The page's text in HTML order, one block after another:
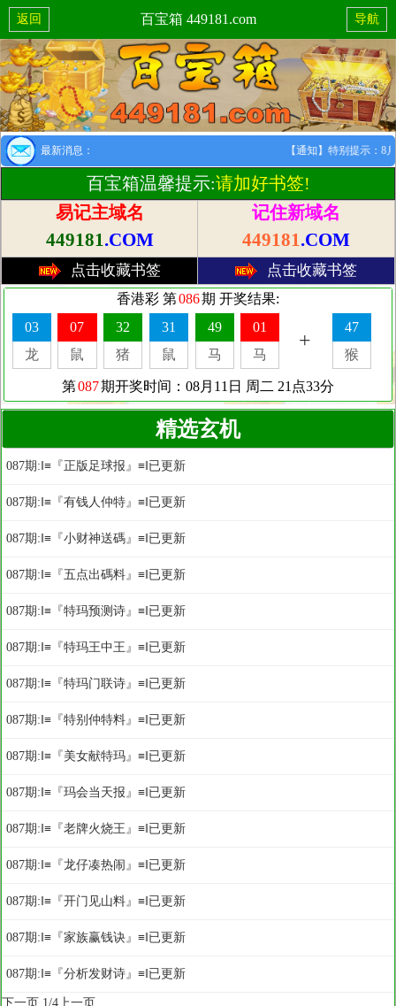
返回 百宝箱 449181.com 导航
最新消息： 【通知】特别提示：8月1
百宝箱温馨提示:请加好书签!
易记主域名
449181.COM
记住新域名
449181.COM
点击收藏书签 点击收藏书签
精选玄机
087期:‖≡『正版足球报』≡‖已更新
087期:‖≡『有钱人仲特』≡‖已更新
087期:‖≡『小财神送碼』≡‖已更新
087期:‖≡『五点出碼料』≡‖已更新
087期:‖≡『特玛预测诗』≡‖已更新
087期:‖≡『特玛王中王』≡‖已更新
087期:‖≡『特玛门联诗』≡‖已更新
087期:‖≡『特别仲特料』≡‖已更新
087期:‖≡『美女献特玛』≡‖已更新
087期:‖≡『玛会当天报』≡‖已更新
087期:‖≡『老牌火烧王』≡‖已更新
087期:‖≡『龙仔凑热闹』≡‖已更新
087期:‖≡『开门见山料』≡‖已更新
087期:‖≡『家族赢钱诀』≡‖已更新
087期:‖≡『分析发财诗』≡‖已更新
下一页 1/4 上一页